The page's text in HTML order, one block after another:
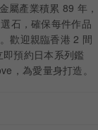
屬產業積累 89 年，
石，確保每件作品
歡迎親臨香港 2 間
預約日本系列鑑
，為愛量身打造。